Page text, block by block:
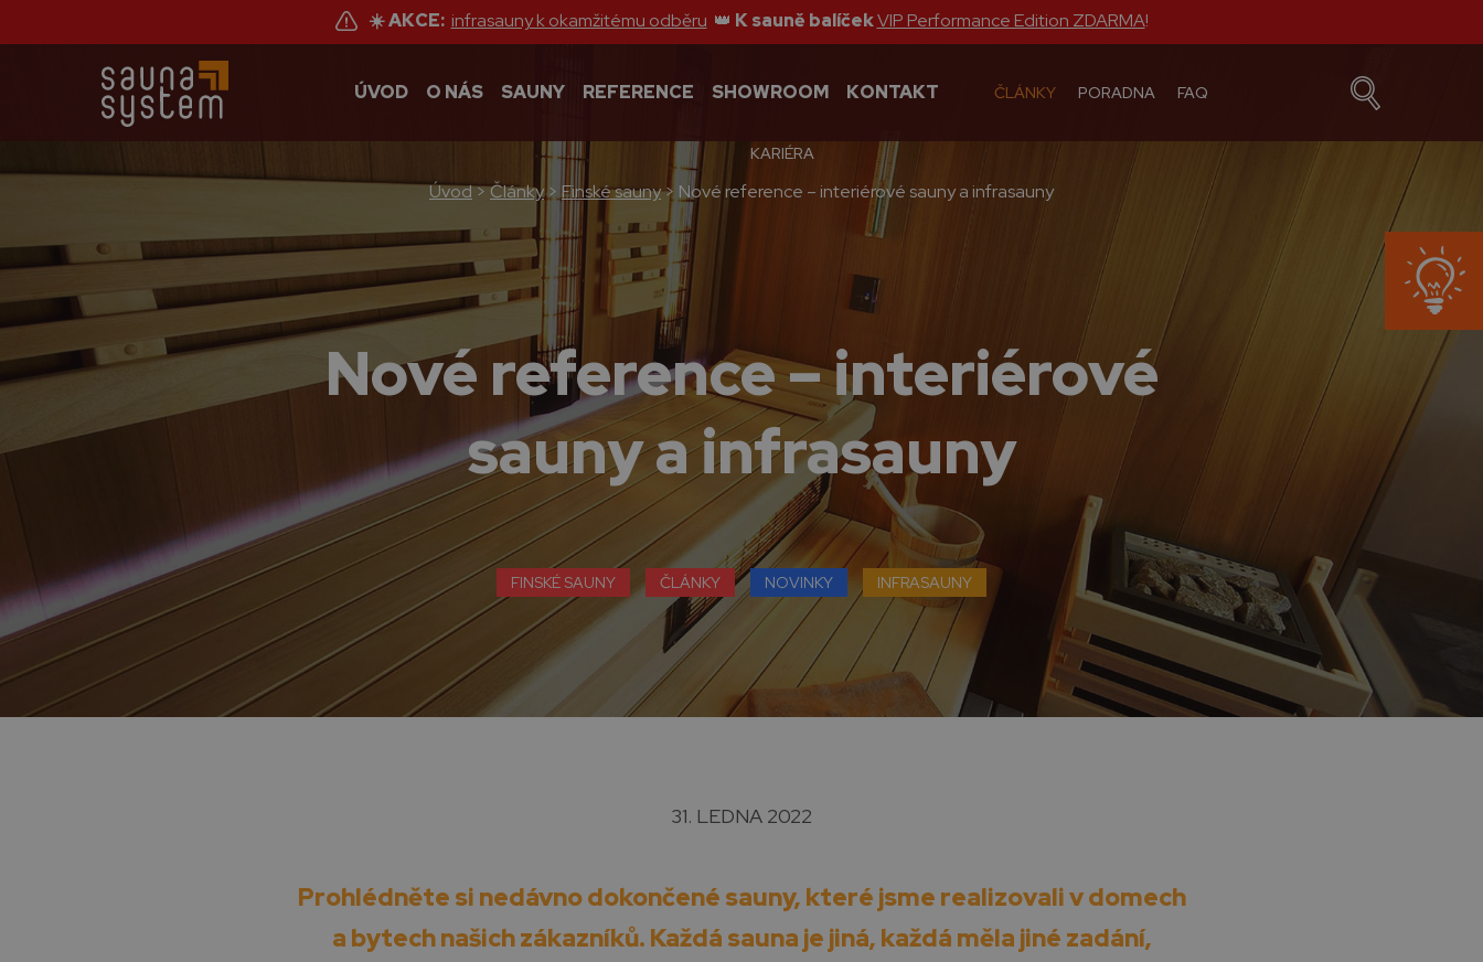
☀️ AKCE: infrasauny k okamžitému odběru 👑 K sauně balíčekVIP Performance Edition ZDARMA!
ÚVOD O NÁS SAUNY REFERENCE SHOWROOM KONTAKT ČLÁNKY PORADNA FAQ
KARIÉRA
Úvod>Články>Finské sauny> Nové reference – interiérové sauny a infrasauny
Nové reference – interiérové
sauny a infrasauny
FINSKÉ SAUNY ČLÁNKY NOVINKY INFRASAUNY
31. LEDNA 2022
Prohlédněte si nedávno dokončené sauny, které jsme realizovali v domech
a bytech našich zákazníků. Každá sauna je jiná, každá měla jiné zadání,